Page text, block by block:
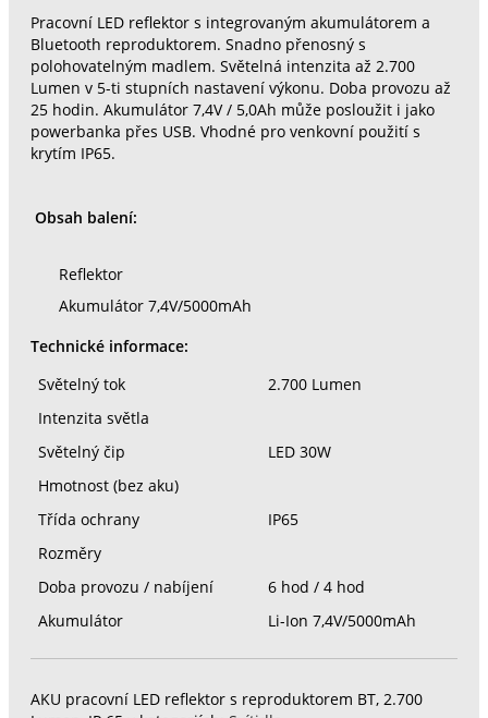
Pracovní LED reflektor s integrovaným akumulátorem a
Bluetooth reproduktorem. Snadno přenosný s
polohovatelným madlem. Světelná intenzita až 2.700
Lumen v 5-ti stupních nastavení výkonu. Doba provozu až
25 hodin. Akumulátor 7,4V / 5,0Ah může posloužit i jako
powerbanka přes USB. Vhodné pro venkovní použití s
krytím IP65.
Obsah balení:
Reflektor
Akumulátor 7,4V/5000mAh
Technické informace:
Světelný tok
2.700 Lumen
Intenzita světla
Světelný čip
LED 30W
Hmotnost (bez aku)
Třída ochrany
IP65
Rozměry
Doba provozu / nabíjení
6 hod / 4 hod
Akumulátor
Li-Ion 7,4V/5000mAh
AKU pracovní LED reflektor s reproduktorem BT, 2.700